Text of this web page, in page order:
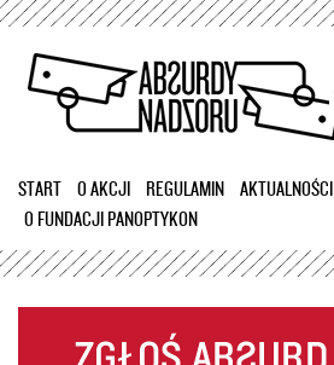
Przejdź
treści
START O AKCJI REGULAMIN
AKTUALNOŚCI
O FUNDACJI PANOPTYKON